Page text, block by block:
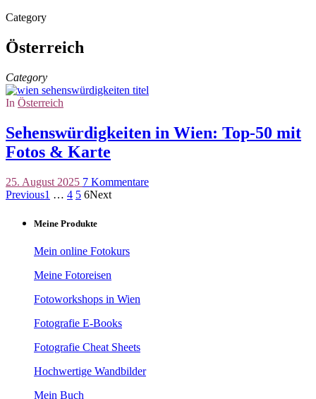
Category
Österreich
Category
In Österreich
Sehenswürdigkeiten in Wien: Top-50 mit
Fotos & Karte
25. August 2025 7 Kommentare
Previous1 … 4 5 6Next
Meine Produkte
Mein online Fotokurs
Meine Fotoreisen
Fotoworkshops in Wien
Fotografie E-Books
Fotografie Cheat Sheets
Hochwertige Wandbilder
Mein Buch